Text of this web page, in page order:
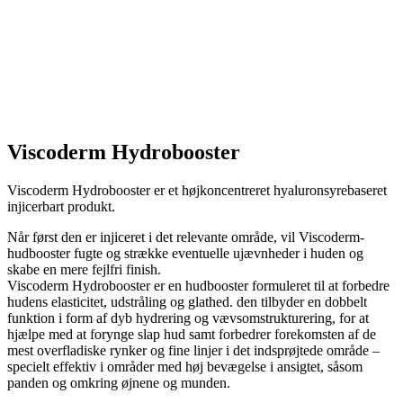
Viscoderm Hydrobooster
Viscoderm Hydrobooster er et højkoncentreret hyaluronsyrebaseret
injicerbart produkt.
Når først den er injiceret i det relevante område, vil Viscoderm-
hudbooster fugte og strække eventuelle ujævnheder i huden og
skabe en mere fejlfri finish.
Viscoderm Hydrobooster er en hudbooster formuleret til at forbedre
hudens elasticitet, udstråling og glathed. den tilbyder en dobbelt
funktion i form af dyb hydrering og vævsomstrukturering, for at
hjælpe med at forynge slap hud samt forbedrer forekomsten af ​​de
mest overfladiske rynker og fine linjer i det indsprøjtede område –
specielt effektiv i områder med høj bevægelse i ansigtet, såsom
panden og omkring øjnene og munden.